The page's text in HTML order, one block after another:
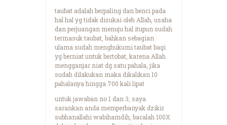
taubat adalah berpaling dan benci pada
hal hal yg tidak disukai oleh Allah, usaha
dan perjuangan menuju hal itupun sudah
termasuk taubat, bahkan sebagian
ulama sudah menghukumi taubat bagi
yg berniat untuk bertobat, karena Allah
mengganjar niat dg satu pahala, jika
sudah dilakukan maka dikalikan 10
pahalanya hingga 700 kali lipat
untuk jawaban no 1 dan 3, saya
sarankan anda memperbanyak dzikir
subhanallahi wabihamdih, bacalah 100X